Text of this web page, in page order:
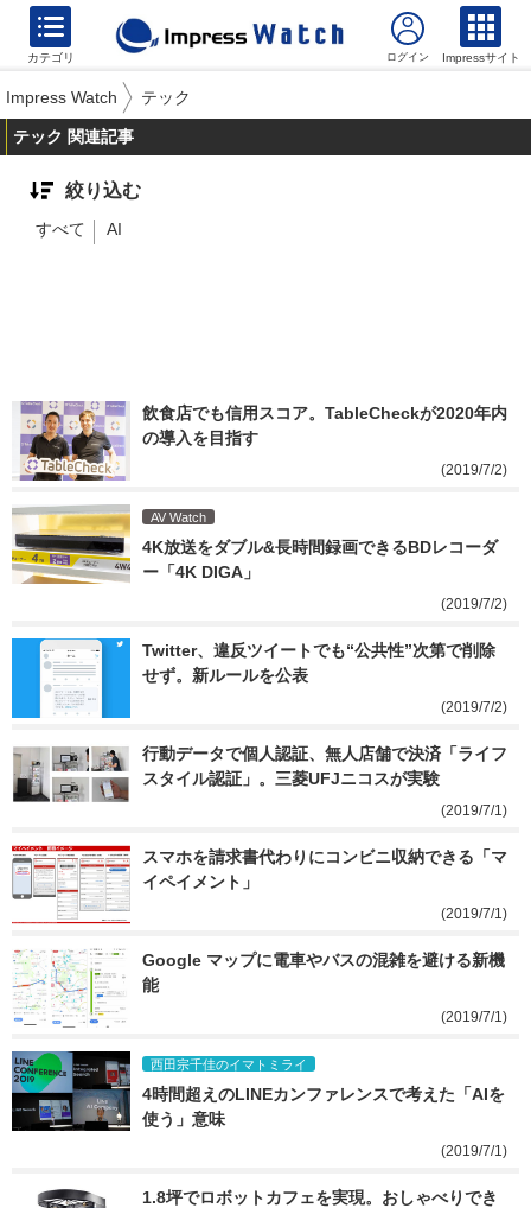
カテゴリ Impressサイト
Impress Watch テック
テック 関連記事
絞り込む
すべて AI
飲食店でも信用スコア。TableCheckが2020年内
の導入を目指す
(2019/7/2)
AV Watch
4K放送をダブル&長時間録画できるBDレコーダ
ー「4K DIGA」
(2019/7/2)
Twitter、違反ツイートでも“公共性”次第で削除
せず。新ルールを公表
(2019/7/2)
行動データで個人認証、無人店舗で決済「ライフ
スタイル認証」。三菱UFJニコスが実験
(2019/7/1)
スマホを請求書代わりにコンビニ収納できる「マ
イペイメント」
(2019/7/1)
Google マップに電車やバスの混雑を避ける新機
能
(2019/7/1)
西田宗千佳のイマトミライ
4時間超えのLINEカンファレンスで考えた「AIを
使う」意味
(2019/7/1)
1.8坪でロボットカフェを実現。おしゃべりでき